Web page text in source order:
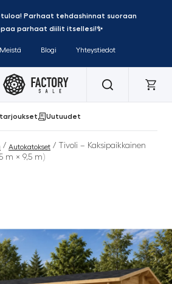
Parhaat tehdashinnat suoraan
parhaat diilit itsellesi!✨
Meistä Blogi Yhteystiedot
Uutuudet
/ Autokatokset / Tivoli – Kaksipaikkainen
m × 9,5 m)